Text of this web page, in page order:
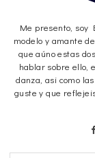
Me presento, soy
modelo y amante
que aúno estas
hablar sobre ello,
danza, asi como
guste y que